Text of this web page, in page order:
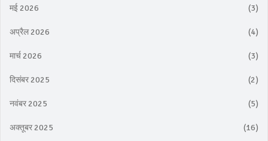
मई 2026 (3)
अप्रैल 2026 (4)
मार्च 2026 (3)
दिसंबर 2025 (2)
नवंबर 2025 (5)
अक्तूबर 2025 (16)